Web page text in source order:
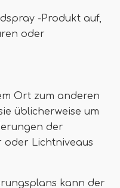
-Produkt auf,
oder
Ort zum anderen
üblicherweise um
der
oder Lichtniveaus
kann der